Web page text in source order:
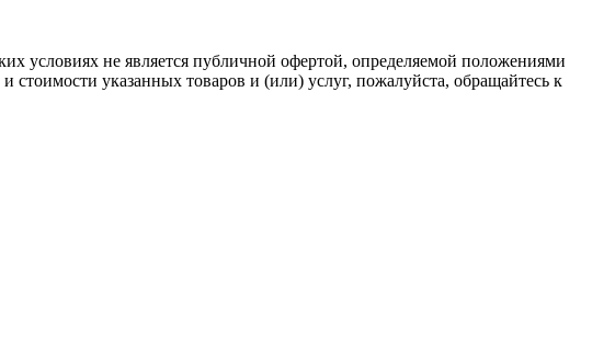
условиях не является публичной офертой, определяемой положениями
указанных товаров и (или) услуг, пожалуйста, обращайтесь к